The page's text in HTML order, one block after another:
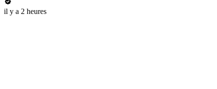
il y a 2 heures